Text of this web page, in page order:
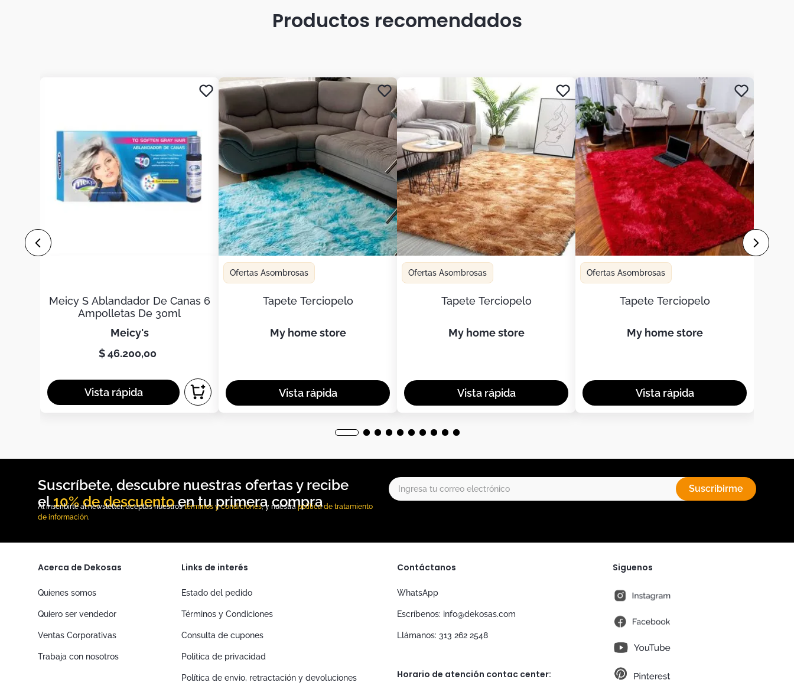
Productos recomendados
Meicy S Ablandador De Canas 6
Ampolletas De 30ml
meicy's
$ 46.200,00
Ofertas Asombrosas
Tapete Terciopelo
my home store
Ofertas Asombrosas
Tapete Terciopelo
my home store
Ofertas Asombrosas
Tapete Terciopelo
my home store
10% de descuento
Suscribirme
Al inscribirte al newsletter, aceptas nuestrostérminos y condiciones, y nuestra política de tratamiento
de información.
Acerca de Dekosas
Quienes somos
Quiero ser vendedor
Ventas Corporativas
Trabaja con nosotros
Links de interés
Estado del pedido
Términos y Condiciones
Consulta de cupones
Politica de privacidad
Política de envio, retractación y devoluciones
Contáctanos
WhatsApp
Escríbenos: info@dekosas.com
Llámanos: 313 262 2548
Horario de atención contac center:
Siguenos
instagram
fb
You Tube
pt